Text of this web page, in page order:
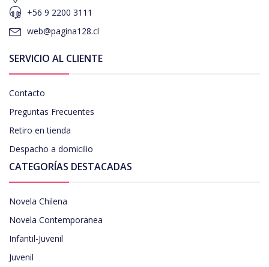
+56 9 2200 3111
web@pagina128.cl
SERVICIO AL CLIENTE
Contacto
Preguntas Frecuentes
Retiro en tienda
Despacho a domicilio
CATEGORÍAS DESTACADAS
Novela Chilena
Novela Contemporanea
Infantil-Juvenil
Juvenil